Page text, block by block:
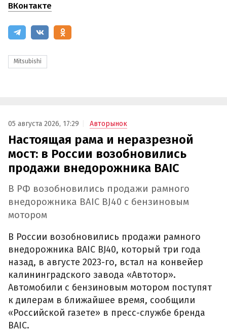
ВКонтакте
Mitsubishi
05 августа 2026, 17:29 Авторынок
Настоящая рама и неразрезной
мост: в России возобновились
продажи внедорожника BAIC
В РФ возобновились продажи рамного
внедорожника BAIC BJ40 с бензиновым
мотором
В России возобновились продажи рамного
внедорожника BAIC BJ40, который три года
назад, в августе 2023-го, встал на конвейер
калининградского завода «Автотор».
Автомобили с бензиновым мотором поступят
к дилерам в ближайшее время, сообщили
«Российской газете» в пресс-службе бренда
BAIC.